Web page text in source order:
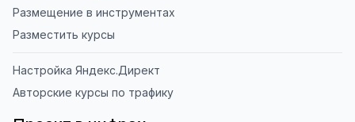
Размещение в инструментах
Разместить курсы
Настройка Яндекс.Директ
Авторские курсы по трафику